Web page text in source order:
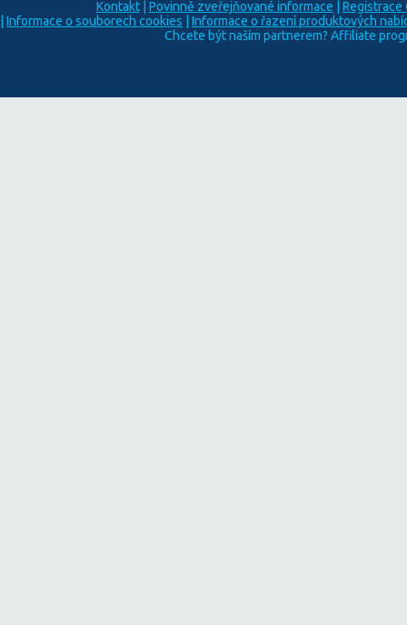
Kontakt| Povinně zveřejňované informace
Registrace
Informace o souborech cookies
Informace o řazení produktových
Chcete být naším partnerem? Affiliate